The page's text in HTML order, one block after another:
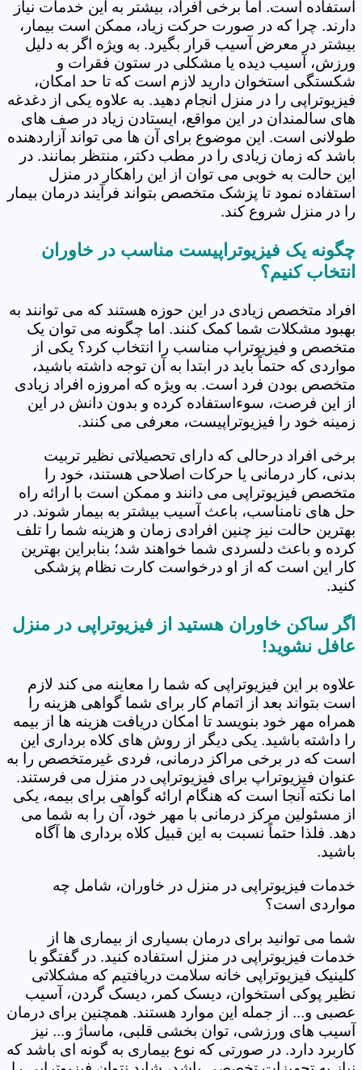
استفاده است. اما برخی افراد، بیشتر به این خدمات نیاز
دارند. چرا که در صورت حرکت زیاد، ممکن است بیمار،
بیشتر در معرض آسیب قرار بگیرد. به ویژه اگر به دلیل
ورزش، آسیب دیده یا مشکلی در ستون فقرات و
شکستگی استخوان دارید لازم است که تا حد امکان،
فیزیوتراپی را در منزل انجام دهید. به علاوه یکی از دغدغه
های سالمندان در این مواقع، ایستادن زیاد در صف های
طولانی است. این موضوع برای آن ها می تواند آزاردهنده
باشد که زمان زیادی را در مطب دکتر، منتظر بمانند. در
این حالت به خوبی می توان از این راهکار در منزل
استفاده نمود تا پزشک متخصص بتواند فرآیند درمان بیمار
را در منزل شروع کند.
چگونه یک فیزیوتراپیست مناسب در خاوران
انتخاب کنیم؟
افراد متخصص زیادی در این حوزه هستند که می توانند به
بهبود مشکلات شما کمک کنند. اما چگونه می توان یک
متخصص و فیزیوتراپ مناسب را انتخاب کرد؟ یکی از
مواردی که حتماً باید در ابتدا به آن توجه داشته باشید،
متخصص بودن فرد است. به ویژه که امروزه افراد زیادی
از این فرصت، سوءاستفاده کرده و بدون دانش در این
زمینه خود را فیزیوتراپیست، معرفی می کنند.
برخی افراد درحالی که دارای تحصیلاتی نظیر تربیت
بدنی، کار درمانی یا حرکات اصلاحی هستند، خود را
متخصص فیزیوتراپی می دانند و ممکن است با ارائه راه
حل های نامناسب، باعث آسیب بیشتر به بیمار شوند. در
بهترین حالت نیز چنین افرادی زمان و هزینه شما را تلف
کرده و باعث دلسردی شما خواهند شد؛ بنابراین بهترین
کار این است که از او درخواست کارت نظام پزشکی
کنید.
اگر ساکن خاوران هستید از فیزیوتراپی در منزل
عافل نشوید!
علاوه بر این فیزیوتراپی که شما را معاینه می کند لازم
است بتواند بعد از اتمام کار برای شما گواهی هزینه را
همراه مهر خود بنویسد تا امکان دریافت هزینه ها از بیمه
را داشته باشید. یکی دیگر از روش های کلاه برداری این
است که در برخی مراکز درمانی، فردی غیرمتخصص را به
عنوان فیزیوتراپ برای فیزیوتراپی در منزل می فرستند.
اما نکته آنجا است که هنگام ارائه گواهی برای بیمه، یکی
از مسئولین مرکز درمانی با مهر خود، آن را به شما می
دهد. فلذا حتماً نسبت به این قبیل کلاه برداری ها آگاه
باشید.
خدمات فیزیوتراپی در منزل در خاوران، شامل چه
مواردی است؟
شما می توانید برای درمان بسیاری از بیماری ها از
خدمات فیزیوتراپی در منزل استفاده کنید. در گفتگو با
کلینیک فیزیوتراپی خانه سلامت دریافتیم که مشکلاتی
نظیر پوکی استخوان، دیسک کمر، دیسک گردن، آسیب
عصبی و... از جمله این موارد هستند. همچنین برای درمان
آسیب های ورزشی، توان بخشی قلبی، ماساژ و... نیز
کاربرد دارد. در صورتی که نوع بیماری به گونه ای باشد که